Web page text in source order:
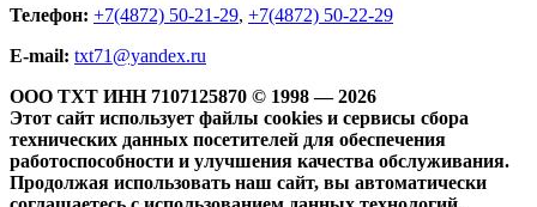
Телефон: +7(4872) 50-21-29, +7(4872) 50-22-29
Е-mail: txt71@yandex.ru
ООО ТХТ ИНН 7107125870 © 1998 — 2026
Этот сайт использует файлы cookies и сервисы сбора
технических данных посетителей для обеспечения
работоспособности и улучшения качества обслуживания.
Продолжая использовать наш сайт, вы автоматически